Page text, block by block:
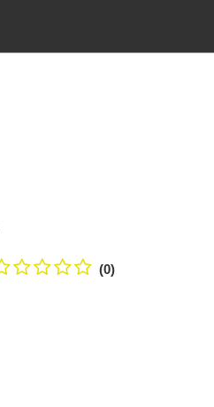
(0)